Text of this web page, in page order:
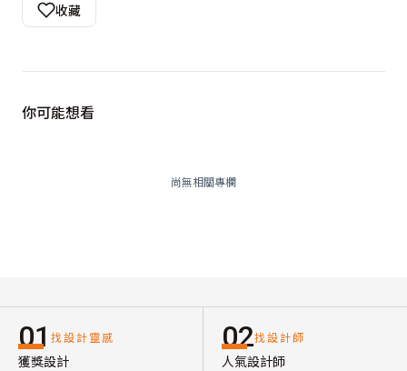
收藏
你可能想看
尚無相關專欄
01 找設計靈感
獲獎設計
02找設計師
人氣設計師